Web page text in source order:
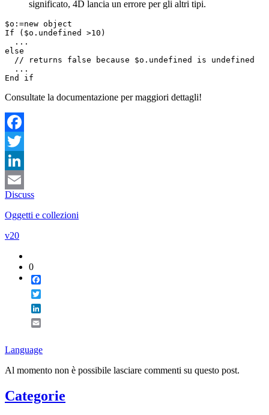
significato, 4D lancia un errore per gli altri tipi.
$o:=new object
If ($o.undefined >10)
  ...
else
  // returns false because $o.undefined is undefined
  ...
End if
Consultate la documentazione per maggiori dettagli!
Facebook
Twitter
LinkedIn
Email
Discuss
Oggetti e collezioni
v20
0
Language
Al momento non è possibile lasciare commenti su questo post.
Categorie